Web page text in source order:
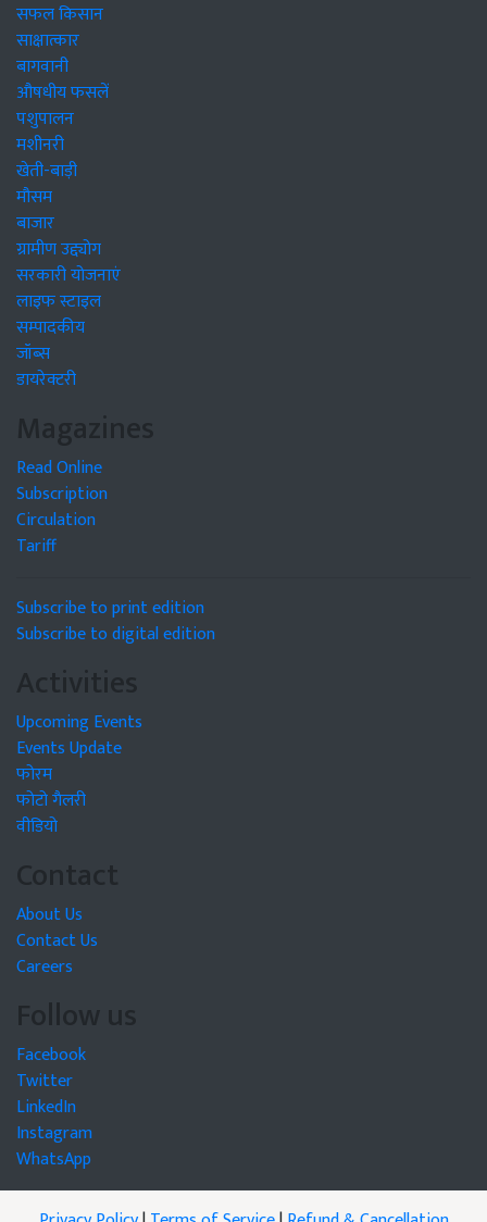
सफल किसान
साक्षात्कार
बागवानी
औषधीय फसलें
पशुपालन
मशीनरी
खेती-बाड़ी
मौसम
बाजार
ग्रामीण उद्द्योग
सरकारी योजनाएं
लाइफ स्टाइल
सम्पादकीय
जॉब्स
डायरेक्टरी
Magazines
Read Online
Subscription
Circulation
Tariff
Subscribe to print edition
Subscribe to digital edition
Activities
Upcoming Events
Events Update
फोरम
फोटो गैलरी
वीडियो
Contact
About Us
Contact Us
Careers
Follow us
Facebook
Twitter
LinkedIn
Instagram
WhatsApp